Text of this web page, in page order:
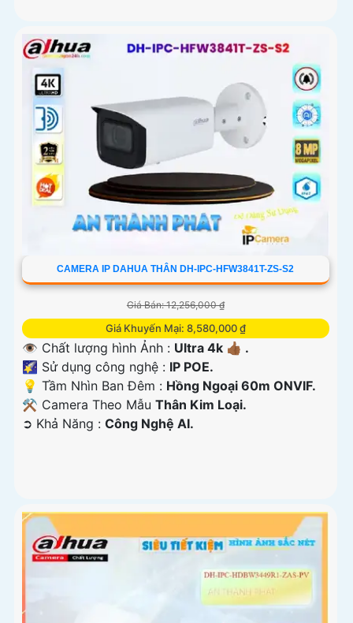
CAMERA IP DAHUA THÂN DH-IPC-HFW3841T-ZS-S2
Giá Bán: 12,256,000 ₫
Giá Khuyến Mại: 8,580,000 ₫
👁 Chất lượng hình Ảnh : Ultra 4k 👍🏾 .
🌠 Sử dụng công nghệ : IP POE.
💡 Tầm Nhìn Ban Đêm : Hồng Ngoại 60m ONVIF.
⚒ Camera Theo Mẫu Thân Kim Loại.
️➲ Khả Năng : Công Nghệ AI.